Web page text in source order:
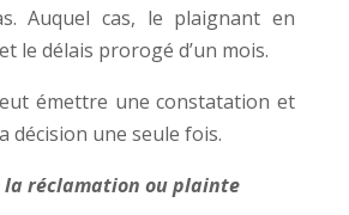
Auquel cas, le plaignant en
le délais prorogé d’un mois.
émettre une constatation et
décision une seule fois.
la réclamation ou plainte